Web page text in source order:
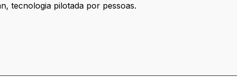
tecnologia pilotada por pessoas.